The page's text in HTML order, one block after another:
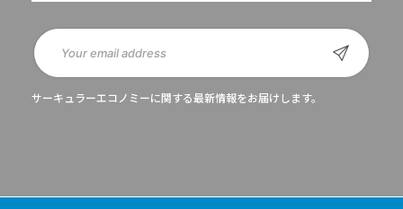
サーキュラーエコノミーに関する最新情報をお届けします。